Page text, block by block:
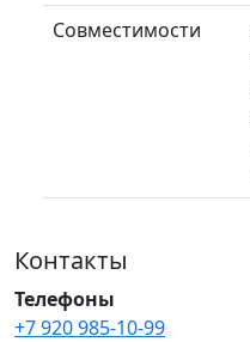
Совместимости
Контакты
Телефоны
+7 920 985-10-99